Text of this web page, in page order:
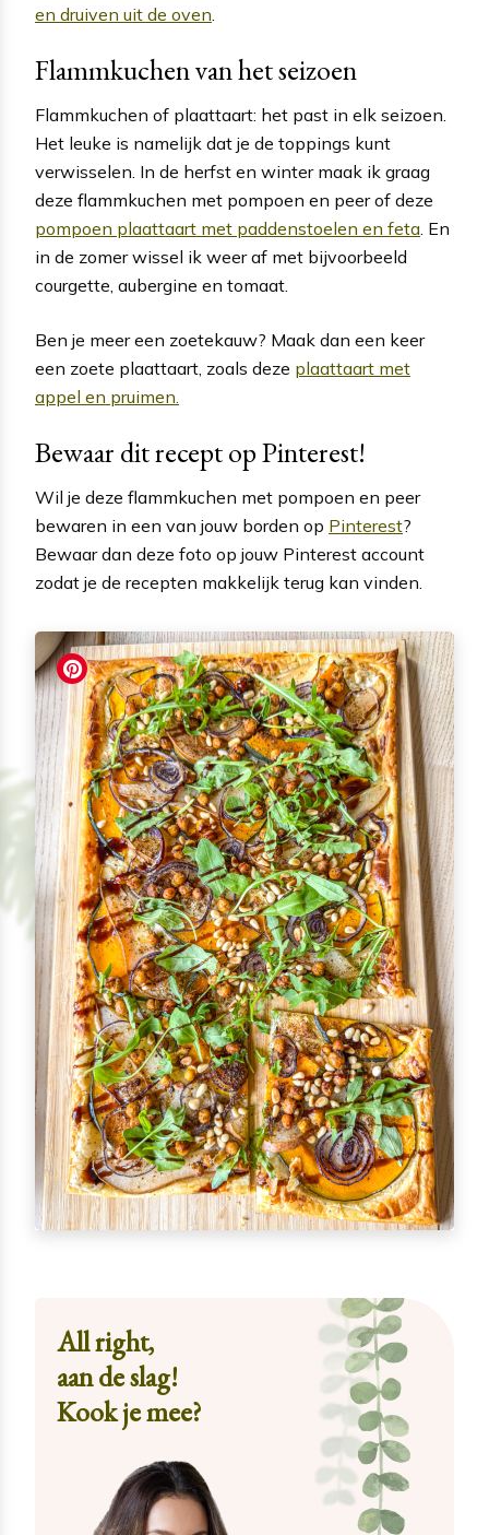
en druiven uit de oven
Flammkuchen van het seizoen
Flammkuchen of plaattaart: het past in elk seizoen.
Het leuke is namelijk dat je de toppings kunt
verwisselen. In de herfst en winter maak ik graag
deze flammkuchen met pompoen en peer of deze
pompoen plaattaart met paddenstoelen en feta . En
in de zomer wissel ik weer af met bijvoorbeeld
courgette, aubergine en tomaat.
Ben je meer een zoetekauw? Maak dan een keer
een zoete plaattaart, zoals deze plaattaart met
appel en pruimen.
Bewaar dit recept op Pinterest!
Wil je deze flammkuchen met pompoen en peer
bewaren in een van jouw borden op Pinterest?
Bewaar dan deze foto op jouw Pinterest account
zodat je de recepten makkelijk terug kan vinden.
All right,
aan de slag!
Kook je mee?